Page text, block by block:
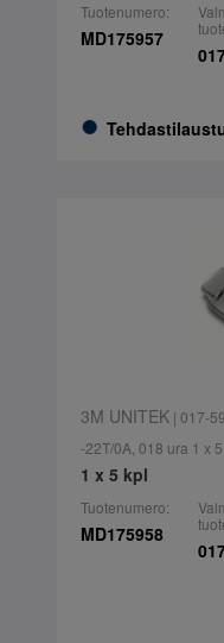
Tuotenumero:
MD175957
3M UNITEK| 017-
-22T/0A, 018 ura 1 x
1 x 5 kpl
Tuotenumero:
MD175958